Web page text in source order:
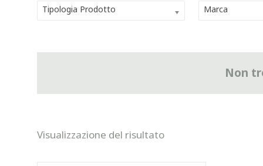
Tipologia Prodotto Marca
Non
Visualizzazione del risultato